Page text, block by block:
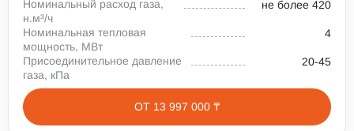
Номинальный расход газа,
н.м³/ч
не более 420
Номинальная тепловая
мощность, МВт
4
Присоединительное давление
газа, кПа
20-45
ОТ 13 997 000 ₸